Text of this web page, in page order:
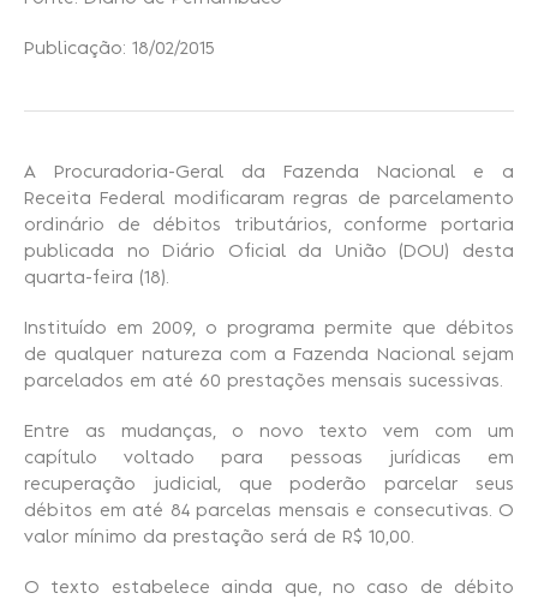
Publicação: 18/02/2015
A Procuradoria-Geral da Fazenda Nacional e a
Receita Federal modificaram regras de parcelamento
ordinário de débitos tributários, conforme portaria
publicada no Diário Oficial da União (DOU) desta
quarta-feira (18).
Instituído em 2009, o programa permite que débitos
de qualquer natureza com a Fazenda Nacional sejam
parcelados em até 60 prestações mensais sucessivas.
Entre as mudanças, o novo texto vem com um
capítulo voltado para pessoas jurídicas em
recuperação judicial, que poderão parcelar seus
débitos em até 84 parcelas mensais e consecutivas. O
valor mínimo da prestação será de R$ 10,00.
O texto estabelece ainda que, no caso de débito